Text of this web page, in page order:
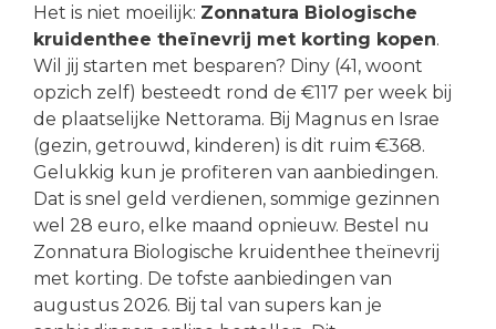
Het is niet moeilijk: Zonnatura Biologische
kruidenthee theïnevrij met korting kopen.
Wil jij starten met besparen? Diny (41, woont
opzich zelf) besteedt rond de €117 per week bij
de plaatselijke Nettorama. Bij Magnus en Israe
(gezin, getrouwd, kinderen) is dit ruim €368.
Gelukkig kun je profiteren van aanbiedingen.
Dat is snel geld verdienen, sommige gezinnen
wel 28 euro, elke maand opnieuw. Bestel nu
Zonnatura Biologische kruidenthee theïnevrij
met korting. De tofste aanbiedingen van
augustus 2026. Bij tal van supers kan je